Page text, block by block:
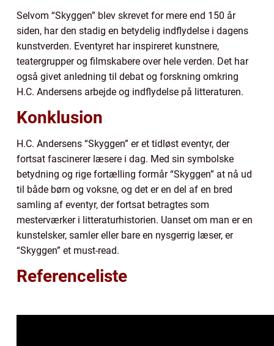
Selvom “Skyggen” blev skrevet for mere end 150 år
siden, har den stadig en betydelig indflydelse i dagens
kunstverden. Eventyret har inspireret kunstnere,
teatergrupper og filmskabere over hele verden. Det har
også givet anledning til debat og forskning omkring
H.C. Andersens arbejde og indflydelse på litteraturen.
Konklusion
H.C. Andersens “Skyggen” er et tidløst eventyr, der
fortsat fascinerer læsere i dag. Med sin symbolske
betydning og rige fortælling formår “Skyggen” at nå ud
til både børn og voksne, og det er en del af en bred
samling af eventyr, der fortsat betragtes som
mesterværker i litteraturhistorien. Uanset om man er en
kunstelsker, samler eller bare en nysgerrig læser, er
“Skyggen” et must-read.
Referenceliste